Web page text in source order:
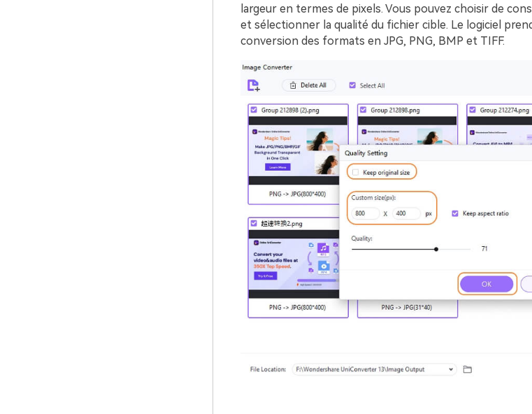
largeur en termes de pixels. Vous pouvez choisir de
et sélectionner la qualité du fichier cible. Le logiciel
conversion des formats en JPG, PNG, BMP et TIFF.